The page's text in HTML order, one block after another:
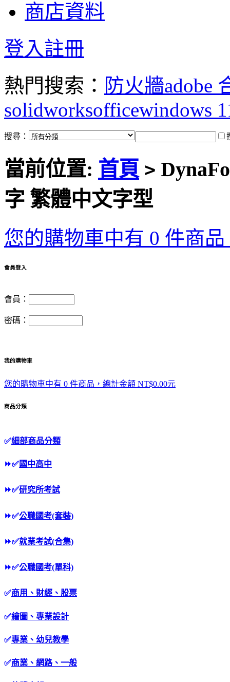
商店資料
登入註冊
熱門搜索： 防火牆adobe
solidworksofficewindows
搜尋：
當前位置: 首頁 >
字 繁體中文字型
您的購物車中有 0 件商
會員登入
會員：
密碼：
我的購物車
您的購物車中有 0 件商品，總計金額 NT$0.00元
商品分類
✅細部商品分類
⏩✅國中高中
⏩✅研究所考試
⏩✅公職國考(套裝)
⏩✅就業考試(合集)
⏩✅公職國考(單科)
✅商用、財經、股票
✅繪圖、專業設計
✅專業、幼兒教學
✅商業、網路、一般